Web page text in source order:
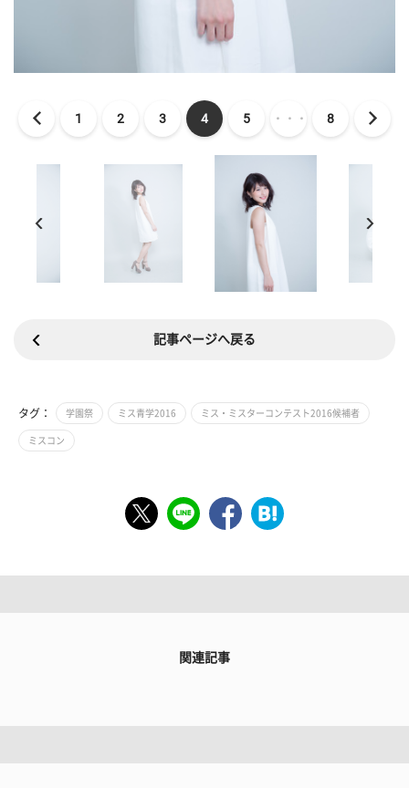
1 2 3 4 5 ・・・ 8
記事ページへ戻る
タグ： 学園祭 ミス青学2016 ミス・ミスターコンテスト2016候補者
ミスコン
関連記事